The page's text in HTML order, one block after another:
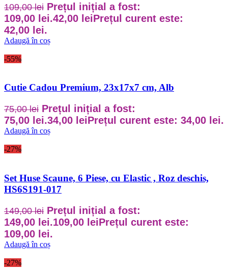
109,00lei Prețul inițial a fost:
109,00 lei.42,00 leiPrețul curent este:
42,00 lei.
Adaugă în coș
-55%
Cutie Cadou Premium, 23x17x7 cm, Alb
75,00lei Prețul inițial a fost:
75,00 lei.34,00 leiPrețul curent este: 34,00 lei.
Adaugă în coș
-27%
Set Huse Scaune, 6 Piese, cu Elastic , Roz deschis,
HS6S191-017
149,00lei Prețul inițial a fost:
149,00 lei.109,00 leiPrețul curent este:
109,00 lei.
Adaugă în coș
-27%